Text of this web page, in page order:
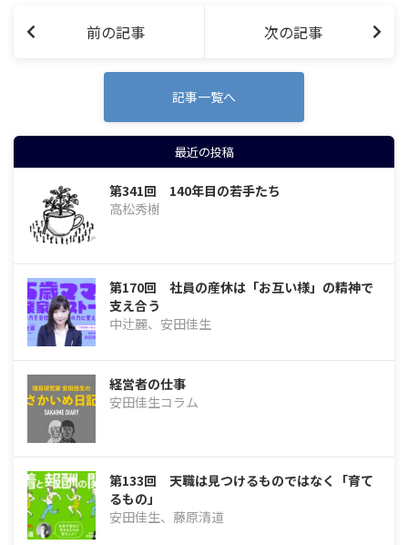
前の記事 次の記事
記事一覧へ
最近の投稿
第341回 140年目の若手たち
高松秀樹
第170回 社員の産休は「お互い様」の精神で
支え合う
中辻麗、安田佳生
経営者の仕事
安田佳生コラム
第133回 天職は見つけるものではなく「育て
るもの」
安田佳生、藤原清道